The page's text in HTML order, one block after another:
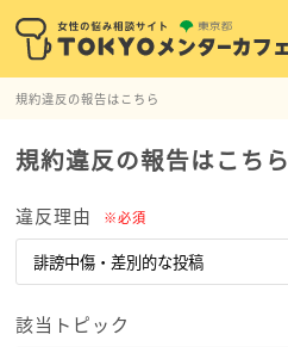
規約違反の報告はこちら
規約違反の報告はこちら
違反理由 ※必須
該当トピック